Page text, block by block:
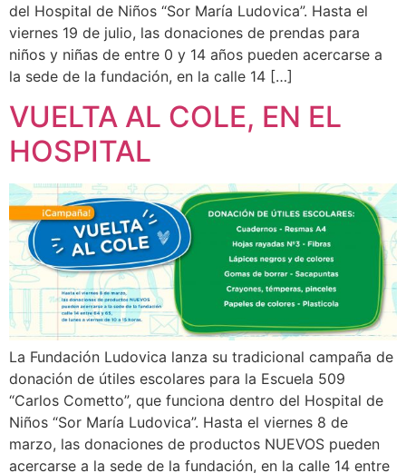
del Hospital de Niños “Sor María Ludovica”. Hasta el
viernes 19 de julio, las donaciones de prendas para
niños y niñas de entre 0 y 14 años pueden acercarse a
la sede de la fundación, en la calle 14 […]
VUELTA AL COLE, EN EL
HOSPITAL
La Fundación Ludovica lanza su tradicional campaña de
donación de útiles escolares para la Escuela 509
“Carlos Cometto”, que funciona dentro del Hospital de
Niños “Sor María Ludovica”. Hasta el viernes 8 de
marzo, las donaciones de productos NUEVOS pueden
acercarse a la sede de la fundación, en la calle 14 entre